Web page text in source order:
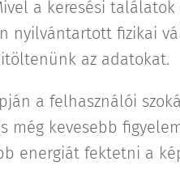
a keresési
nyilvántartott fizikai
az adatokat.
a felhasználói
még kevesebb
energiát fektetni a